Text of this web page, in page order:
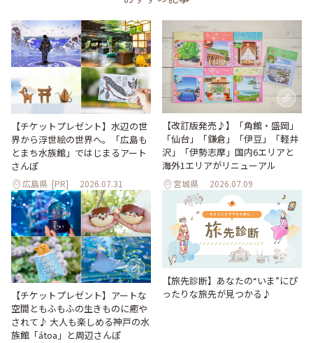
【チケットプレゼント】水辺の世
界から浮世絵の世界へ。「広島も
とまち水族館」ではじまるアート
さんぽ
広島県 [PR] 2026.07.31
【改訂版発売♪】「角館・盛岡」
「仙台」「鎌倉」「伊豆」「軽井
沢」「伊勢志摩」国内6エリアと
海外1エリアがリニューアル
宮城県 2026.07.09
【チケットプレゼント】アートな
空間ともふもふの生きものに癒や
されて♪ 大人も楽しめる神戸の水
族館「átoa」と周辺さんぽ
【旅先診断】あなたの“いま”にぴ
ったりな旅先が見つかる♪